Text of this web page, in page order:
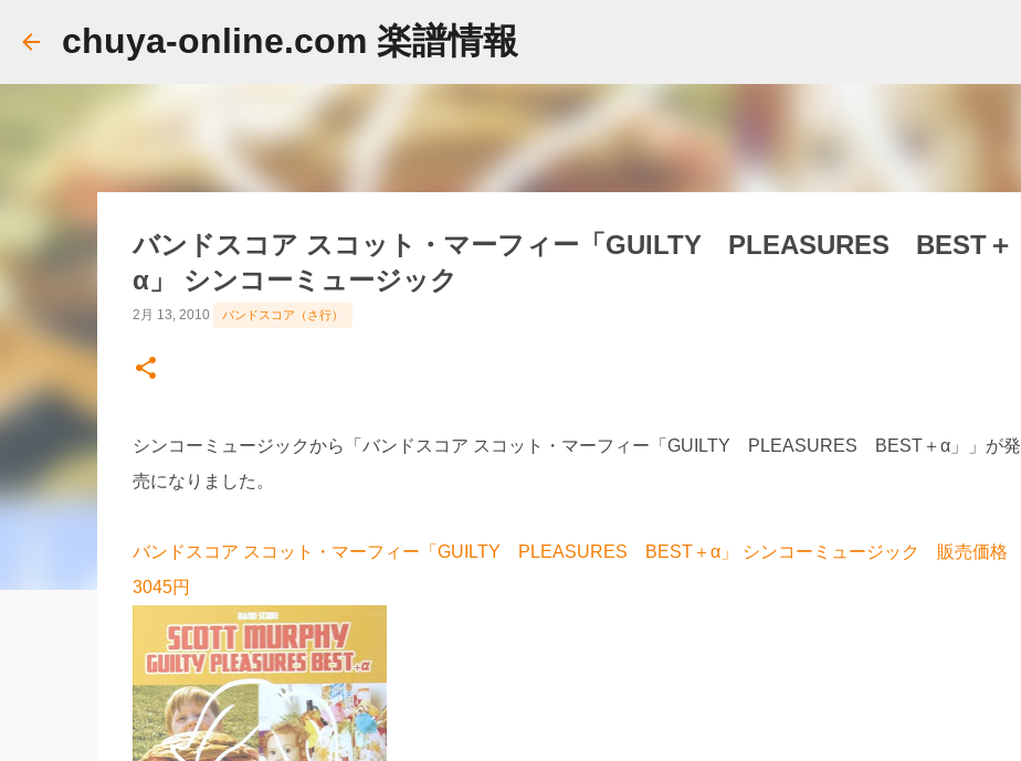
chuya-online.com 楽譜情報
バンドスコア スコット・マーフィー「GUILTY PLEASURES BEST＋
α」 シンコーミュージック
2月 13, 2010 バンドスコア（さ行）
シンコーミュージックから「バンドスコア スコット・マーフィー「GUILTY PLEASURES BEST＋α」」が発
売になりました。
バンドスコア スコット・マーフィー「GUILTY PLEASURES BEST＋α」 シンコーミュージック 販売価格
3045円